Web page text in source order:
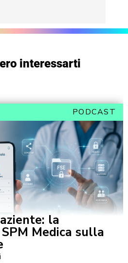
interessarti
PODCAST
la
Medica sulla